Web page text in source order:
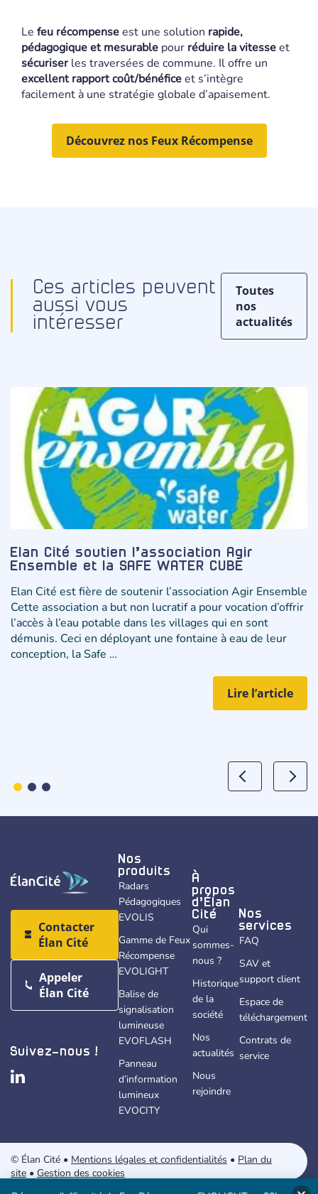
Le feu récompenseest une solution rapide,
pédagogique et mesurable pour réduire la vitesseet
sécuriserles traversées de commune. Il offre un
excellent rapport coût/bénéficeet s’intègre
facilement à une stratégie globale d’apaisement.
Découvrez nos Feux Récompense
Ces articles peuvent
aussi vous
intéresser
Toutes
nos
actualités
Elan Cité soutien l’association Agir
Ensemble et la SAFE WATER CUBE
Elan Cité est fière de soutenir l’association Agir Ensemble
Cette association a but non lucratif a pour vocation d’offrir
l’accès à l’eau potable dans les villages qui en sont
démunis. Ceci en déployant une fontaine à eau de leur
conception, la Safe …
Lire l’article
Contacter
Élan Cité
Appeler
Élan Cité
Suivez-nous !
Nos
produits
Radars
Pédagogiques
EVOLIS
Gamme de Feux
Récompense
EVOLIGHT
Balise de
signalisation
lumineuse
EVOFLASH
Panneau
d’information
lumineux
EVOCITY
À
propos
d’Élan
Cité
Qui
sommes-
nous ?
Historique
de la
société
Nos
actualités
Nous
rejoindre
Nos
services
FAQ
SAV et
support client
Espace de
téléchargement
Contrats de
service
© Élan Cité • Mentions légales et confidentialités • Plan du
site • Gestion des cookies